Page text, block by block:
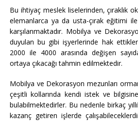
Bu ihtiyaç meslek liselerinden, çıraklık
elemanlarca ya da usta-çırak eğitimi
karşılanmaktadır. Mobilya ve
duyulan bu gibi işyerlerinde hak
2000 ile 4000 arasında değişen
ortaya çıkacağı tahmin edilmektedir.
Mobilya ve Dekorasyon mezunları
çeşitli kollarında kendi istek ve
bulabilmektedirler. Bu nedenle birkaç
kazanç getiren işlerde